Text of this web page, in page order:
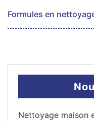
Formules en
Nettoyage maison